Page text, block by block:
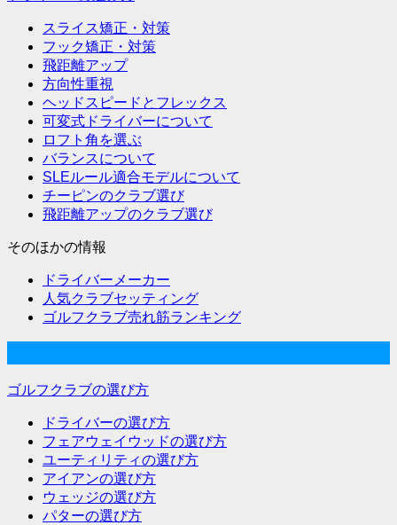
スライス矯正・対策
フック矯正・対策
飛距離アップ
方向性重視
ヘッドスピードとフレックス
可変式ドライバーについて
ロフト角を選ぶ
バランスについて
SLEルール適合モデルについて
チーピンのクラブ選び
飛距離アップのクラブ選び
そのほかの情報
ドライバーメーカー
人気クラブセッティング
ゴルフクラブ売れ筋ランキング
ゴルフクラブの選び方
ドライバーの選び方
フェアウェイウッドの選び方
ユーティリティの選び方
アイアンの選び方
ウェッジの選び方
パターの選び方